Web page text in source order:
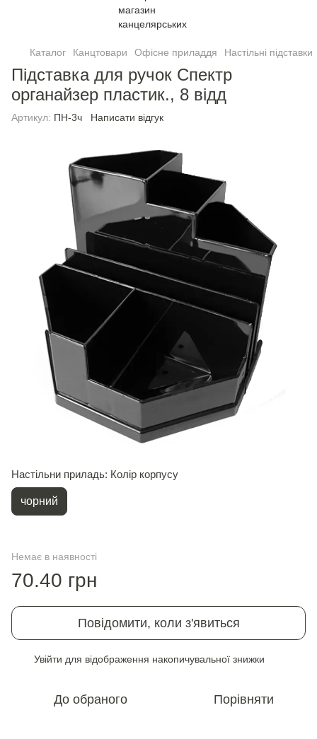
Каталог Канцтовари Офісне приладдя Настільні підставки
Підставка для ручок Спектр
органайзер пластик., 8 відд
Артикул: ПН-3ч Написати відгук
Настільни приладь: Колір корпусу
чорний
Немає в наявності
70.40 грн
Повідомити, коли з'явиться
Увійти для відображення накопичувальної знижки
До обраного Порівняти